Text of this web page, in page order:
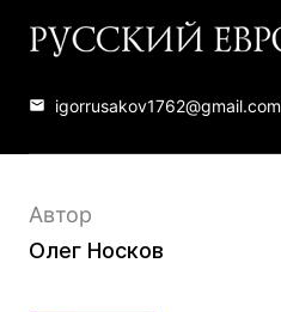
igorrusakov1762@gmail.com
Автор
Олег Носков